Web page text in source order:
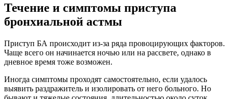
Течение и симптомы приступа
бронхиальной астмы
Приступ БА происходит из-за ряда провоцирующих факторов.
Чаще всего он начинается ночью или на рассвете, однако в
дневное время тоже возможен.
Иногда симптомы проходят самостоятельно, если удалось
выявить раздражитель и изолировать от него больного. Но